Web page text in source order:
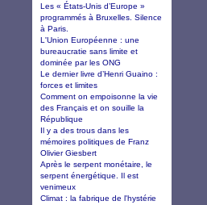
Les « États-Unis d’Europe »
programmés à Bruxelles. Silence
à Paris.
L'Union Européenne : une
bureaucratie sans limite et
dominée par les ONG
Le dernier livre d’Henri Guaino :
forces et limites
Comment on empoisonne la vie
des Français et on souille la
République
Il y a des trous dans les
mémoires politiques de Franz
Olivier Giesbert
Après le serpent monétaire, le
serpent énergétique. Il est
venimeux
Climat : la fabrique de l'hystérie